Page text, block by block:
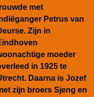
met
Petrus van
Zijn in
moeder
in 1925 te
Daarna is Jozef
zijn broers Sjeng en